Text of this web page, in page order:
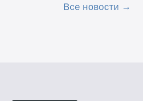
Все новости